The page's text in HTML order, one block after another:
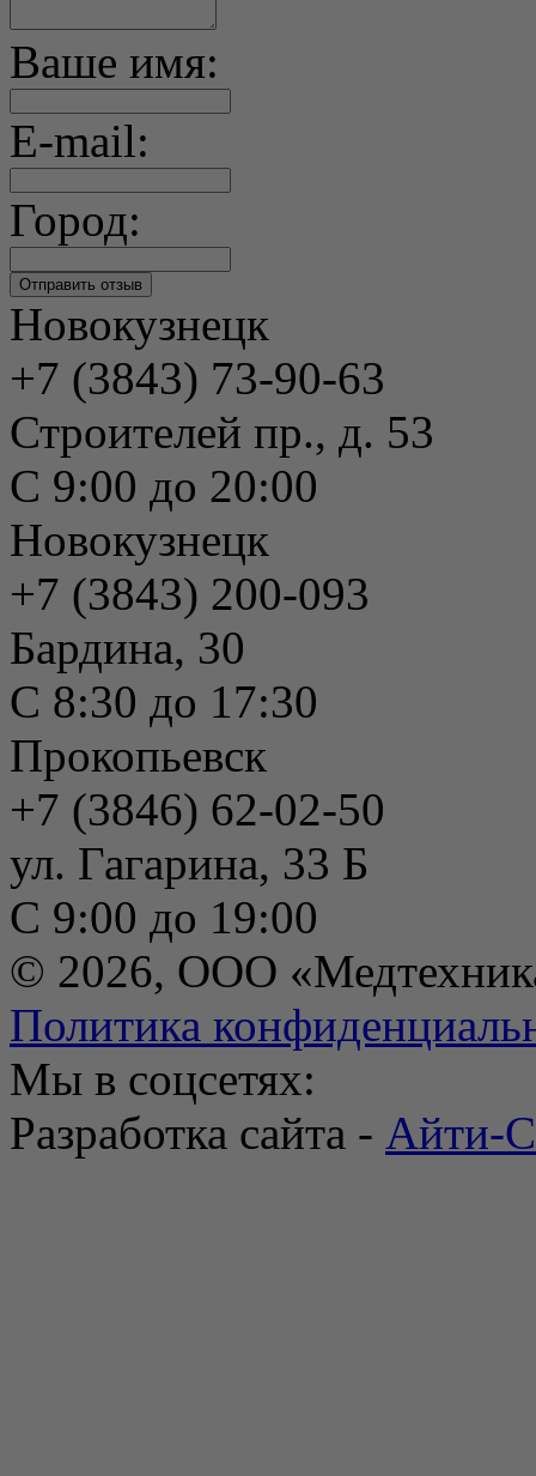
Ваше имя:
E-mail:
Город:
Новокузнецк
+7 (3843) 73-90-63
Строителей пр., д. 53
С 9:00 до 20:00
Новокузнецк
+7 (3843) 200-093
Бардина, 30
С 8:30 до 17:30
Прокопьевск
+7 (3846) 62-02-50
ул. Гагарина, 33 Б
С 9:00 до 19:00
© 2026, ООО
Политика
Мы в соцсетях:
Разработка сайта - Айти-